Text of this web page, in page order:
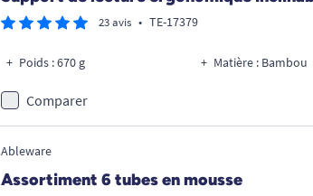
23 avis • TE-17379
Poids : 670 g Matière : Bambou
Comparer
Ableware
Assortiment 6 tubes en mousse